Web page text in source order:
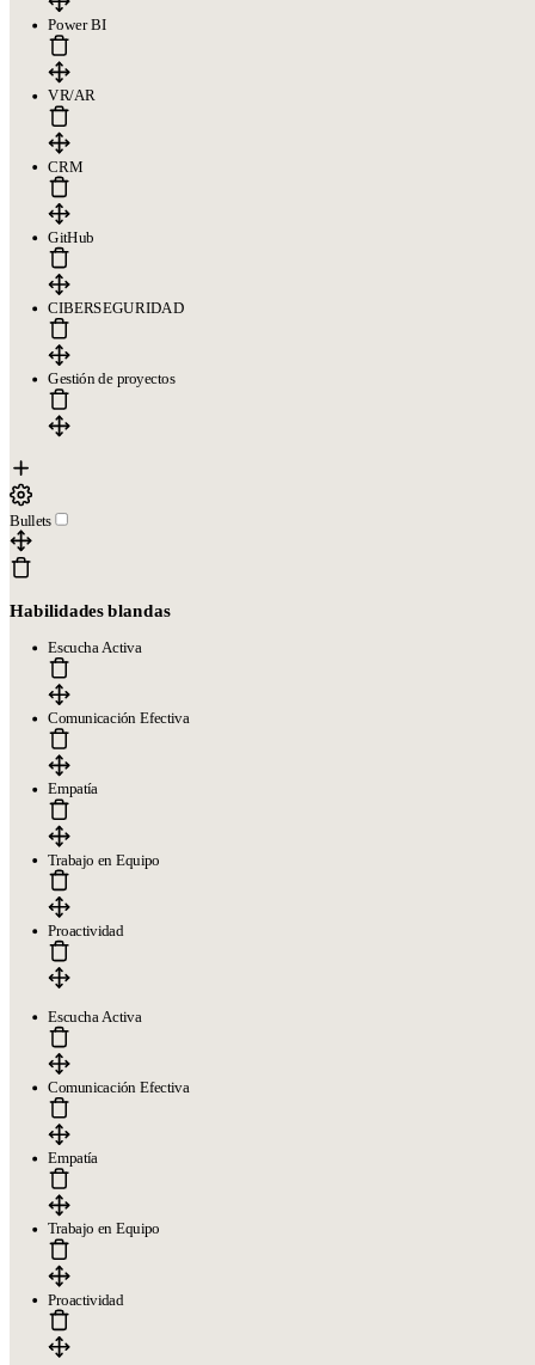
Power BI
VR/AR
CRM
GitHub
CIBERSEGURIDAD
Gestión de proyectos
Bullets
Habilidades blandas
Escucha Activa
Comunicación Efectiva
Empatía
Trabajo en Equipo
Proactividad
Escucha Activa
Comunicación Efectiva
Empatía
Trabajo en Equipo
Proactividad